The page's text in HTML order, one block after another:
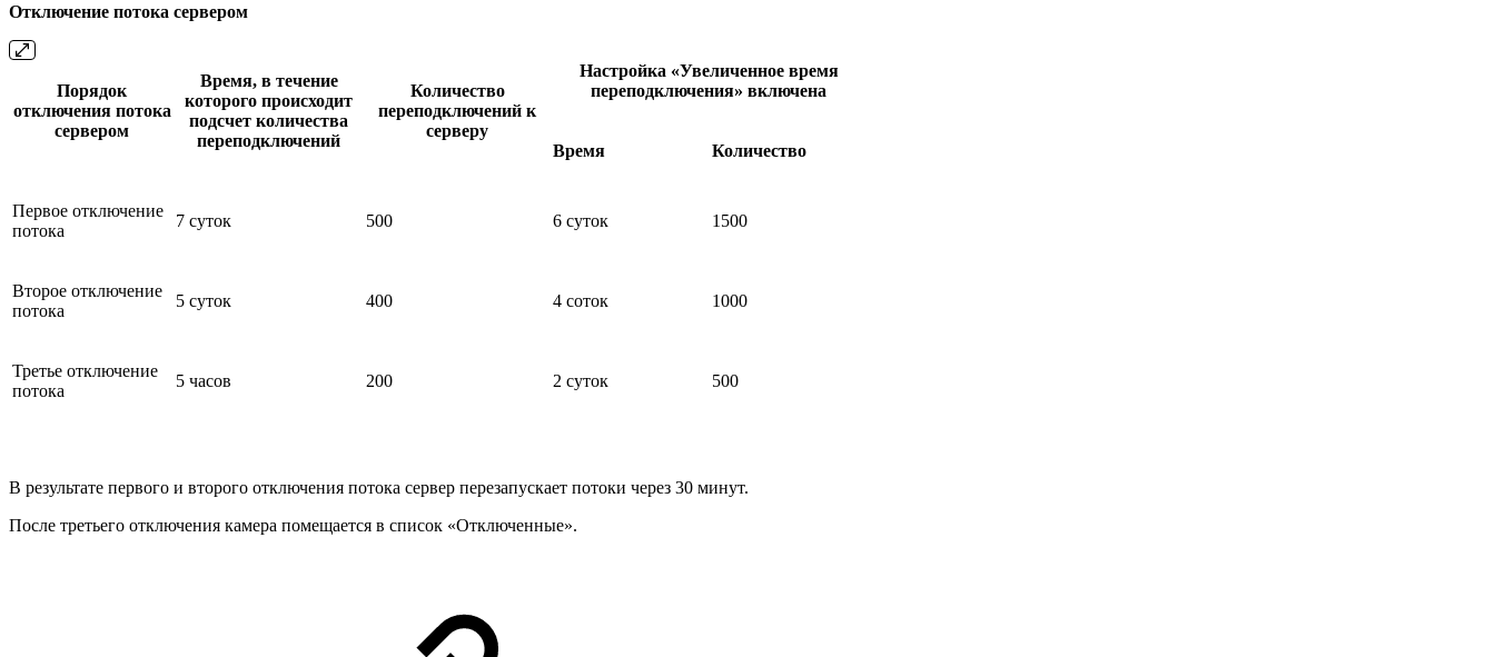
Отключение потока сервером
Порядок
отключения потока
сервером
Время, в течение
которого происходит
подсчет количества
переподключений
Количество
переподключений к
серверу
Настройка «Увеличенное время
переподключения» включена
Время Количество
Первое отключение
потока
7 суток 500 6 суток 1500
Второе отключение
потока
5 суток 400 4 соток 1000
Третье отключение
потока
5 часов 200 2 суток 500
В результате первого и второго отключения потока сервер перезапускает потоки через 30 минут.
После третьего отключения камера помещается в список «Отключенные».